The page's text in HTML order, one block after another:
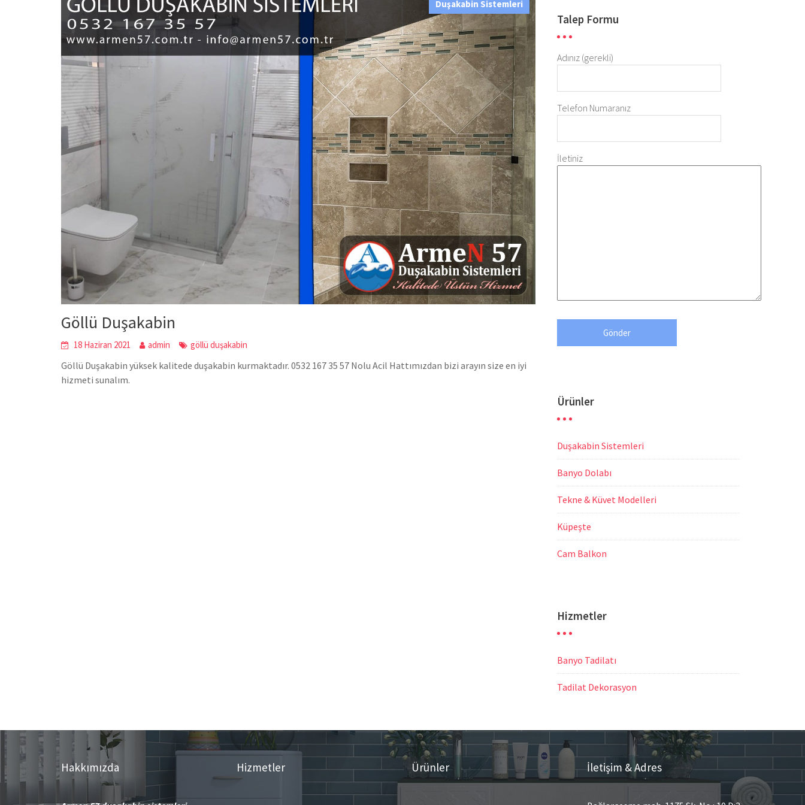
Duşakabin Sistemleri
Göllü Duşakabin
18 Haziran 2021 admin göllü duşakabin
Göllü Duşakabin yüksek kalitede duşakabin kurmaktadır. 0532 167 35 57 Nolu Acil Hattımızdan bizi arayın size en iyi
hizmeti sunalım.
Talep Formu
Adınız (gerekli)
Telefon Numaranız
İletiniz
Ürünler
Duşakabin Sistemleri
Banyo Dolabı
Tekne & Küvet Modelleri
Küpeşte
Cam Balkon
Hizmetler
Banyo Tadilatı
Tadilat Dekorasyon
Hakkımızda Hizmetler Ürünler İletişim & Adres